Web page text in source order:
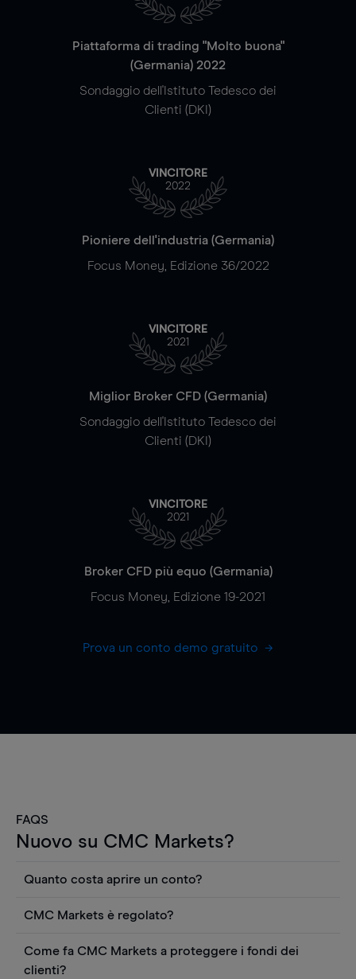
Piattaforma di trading "Molto buona"
(Germania) 2022
Sondaggio dell'Istituto Tedesco dei
Clienti (DKI)
VINCITORE
2022
Pioniere dell'industria (Germania)
Focus Money, Edizione 36/2022
VINCITORE
2021
Miglior Broker CFD (Germania)
Sondaggio dell'Istituto Tedesco dei
Clienti (DKI)
VINCITORE
2021
Broker CFD più equo (Germania)
Focus Money, Edizione 19-2021
Prova un conto demo gratuito
FAQS
Nuovo su CMC Markets?
Quanto costa aprire un conto?
Puoi anche visualizzare gratuitamente i prezzi e
utilizzare strumenti come grafici, notizie Reuters
o rapporti quantitativi sui titoli azionari di
CMC Markets è regolato?
regolamentato dall'Autorità federale tedesca di
Come fa CMC Markets a proteggere i fondi dei
clienti?